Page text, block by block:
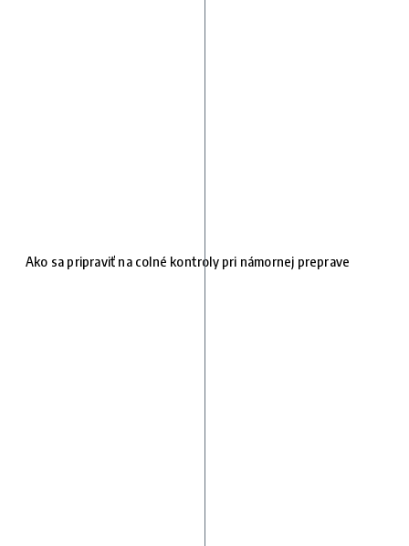
Ako sa pripraviť na colné kontroly pri námornej preprave